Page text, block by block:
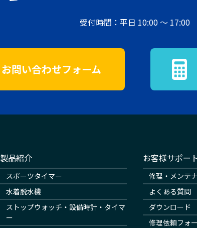
受付時間：平日 10:00 ～ 17:00
お問い合わせフォーム
製品紹介
スポーツタイマー
水着脱水機
ストップウォッチ・設備時計・タイマ
ー
お客様サポー
修理・メンテ
よくある質問
ダウンロード
修理依頼フォ